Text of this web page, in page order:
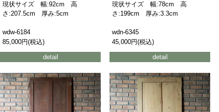
現状サイズ 幅:92cm 高
さ:207.5cm 厚み:5cm
wdw-6184
85,000円(税込)
detail
現状サイズ 幅:78cm 高
さ:199cm 厚み:3.3cm
wdn-6345
45,000円(税込)
detail